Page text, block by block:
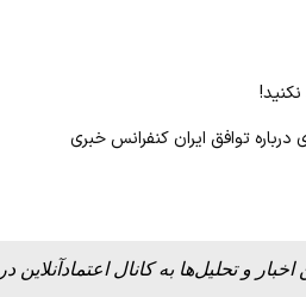
توافق ایران کنفرانس خبری
و تحلیل‌ها به کانال اعتمادآنلاین